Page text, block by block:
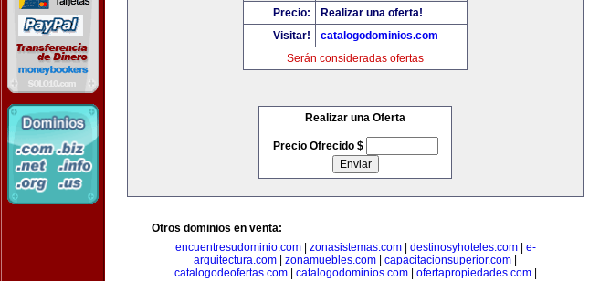
Precio:
Realizar una oferta!
Visitar!
catalogodominios.com
Serán consideradas ofertas
Realizar una Oferta
Precio Ofrecido $
Otros dominios en venta:
encuentresudominio.com| zonasistemas.com| destinosyhoteles.com| e-
arquitectura.com
zonamuebles.com capacitacionsuperior.com
catalogodeofertas.com| catalogodominios.com| ofertapropiedades.com|